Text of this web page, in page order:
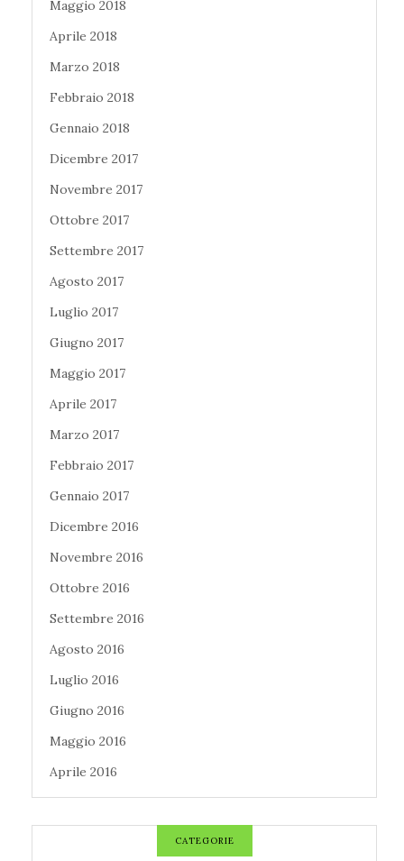
Maggio 2018
Aprile 2018
Marzo 2018
Febbraio 2018
Gennaio 2018
Dicembre 2017
Novembre 2017
Ottobre 2017
Settembre 2017
Agosto 2017
Luglio 2017
Giugno 2017
Maggio 2017
Aprile 2017
Marzo 2017
Febbraio 2017
Gennaio 2017
Dicembre 2016
Novembre 2016
Ottobre 2016
Settembre 2016
Agosto 2016
Luglio 2016
Giugno 2016
Maggio 2016
Aprile 2016
CATEGORIE